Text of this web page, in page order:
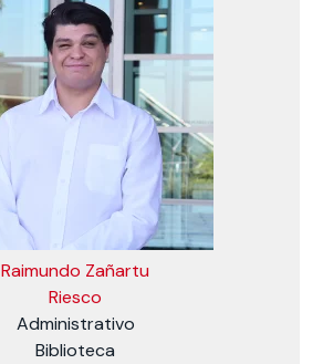
Raimundo Zañartu
Riesco
Administrativo
Biblioteca